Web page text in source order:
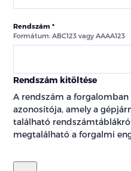
Rendszám
Formátum: ABC123 vagy AAAA123
Rendszám kitöltése
A rendszám a
azonosítója, amely a
található
megtalálható a forgalmi